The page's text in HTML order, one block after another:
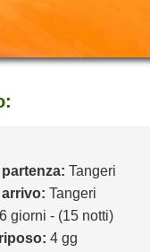
Tangeri
Tangeri
giorni - (15 notti)
4 gg